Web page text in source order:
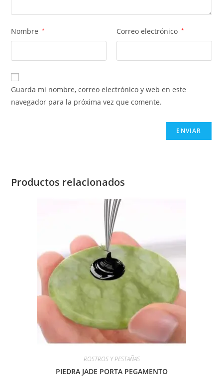
Nombre * Correo electrónico *
Guarda mi nombre, correo electrónico y web en este
navegador para la próxima vez que comente.
Productos relacionados
ROSTROS Y PESTAÑAS
PIEDRA JADE PORTA PEGAMENTO